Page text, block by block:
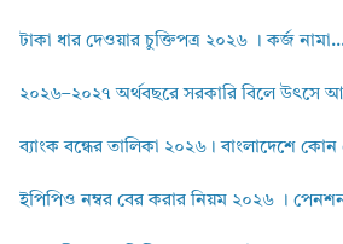
টাকা ধার দেওয়ার চুক্তিপত্র ২০২৬ । কর্জ
২০২৬–২০২৭ অর্থবছরে সরকারি বিলে উৎসে
ব্যাংক বন্ধের তালিকা ২০২৬। বাংলাদেশে
ইপিপিও নম্বর বের করার নিয়ম ২০২৬ ।